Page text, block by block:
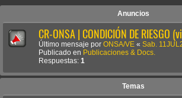
Anuncios
CR-ONSA | CONDICIÓN DE RIESGO
Último mensaje por ONSA/VE « Sab.
Publicado en Publicaciones & Docs.
Respuestas: 1
Temas